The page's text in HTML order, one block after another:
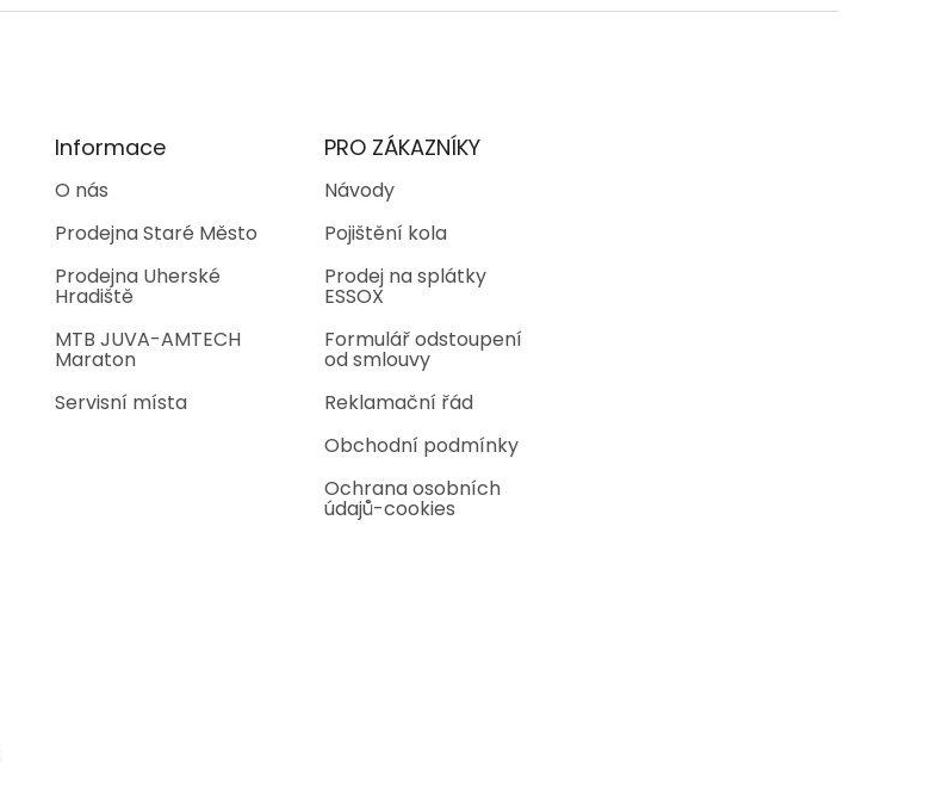
Informace
O nás
Prodejna Staré Město
Prodejna Uherské
Hradiště
MTB JUVA-AMTECH
Maraton
Servisní místa
PRO ZÁKAZNÍKY
Návody
Pojištění kola
Prodej na splátky
ESSOX
Formulář odstoupení
od smlouvy
Reklamační řád
Obchodní podmínky
Ochrana osobních
údajů-cookies